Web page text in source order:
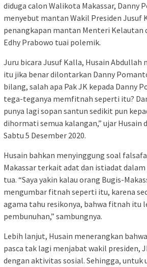
diduga calon Walikota Makassar, Danny
menyebut mantan Wakil Presiden Jusuf
penangkapan mantan Menteri Kelautan
Edhy Prabowo tuai polemik.
Juru bicara Jusuf Kalla, Husain Abdullah
itu jika benar dilontarkan Danny
bilang, salah apa Pak JK kepada Danny
tega-teganya memfitnah seperti itu?
punya lagi sopan santun sedikit pun
dihormati semua kalangan,” ujar Husain
Sabtu 5 Desember 2020.
Husain bahkan menyinggung soal
Makassar terkait adat dan istiadat
tua. “Saya yakin kalau orang Bugis-
mengumbar fitnah seperti itu, karena
agama tahu resikonya, bahwa fitnah itu
pembunuhan,” sambungnya.
Lebih lanjut, Husain menerangkan
pasca tak lagi menjabat wakil presiden,
dengan aktivitas sosial. Sehingga, untuk